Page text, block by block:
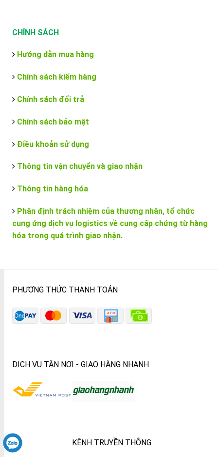
CHÍNH SÁCH
Hướng dẫn mua hàng
Chính sách kiểm hàng
Chính sách đổi trả
Chính sách bảo mật
Điều khoản sử dụng
Thông tin vận chuyển và giao nhận
Thông tin hàng hóa
Phân định trách nhiệm của thương nhân, tổ chức
cung ứng dịch vụ logistics về cung cấp chứng từ hàng
hóa trong quá trình giao nhận.
PHƯƠNG THỨC THANH TOÁN
DỊCH VỤ TẬN NƠI - GIAO HÀNG NHANH
KÊNH TRUYỀN THÔNG